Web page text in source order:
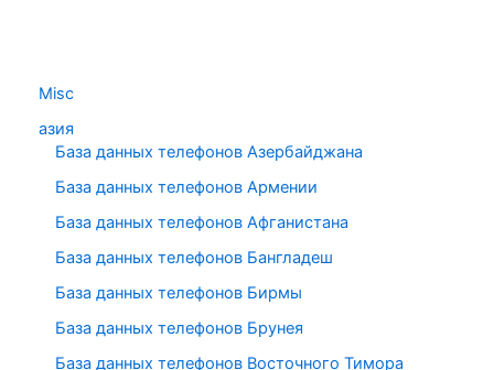
Misc
азия
База данных телефонов Азербайджана
База данных телефонов Армении
База данных телефонов Афганистана
База данных телефонов Бангладеш
База данных телефонов Бирмы
База данных телефонов Брунея
База данных телефонов Восточного Тимора